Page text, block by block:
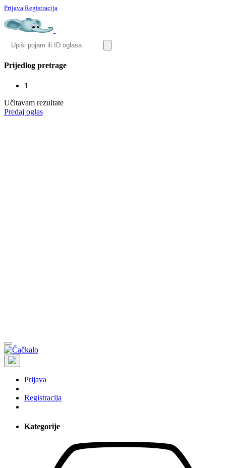
Prijava|Registracija
Prijedlog pretrage
1
Učitavam rezultate
Predaj oglas
Prijava
Registracija
Kategorije